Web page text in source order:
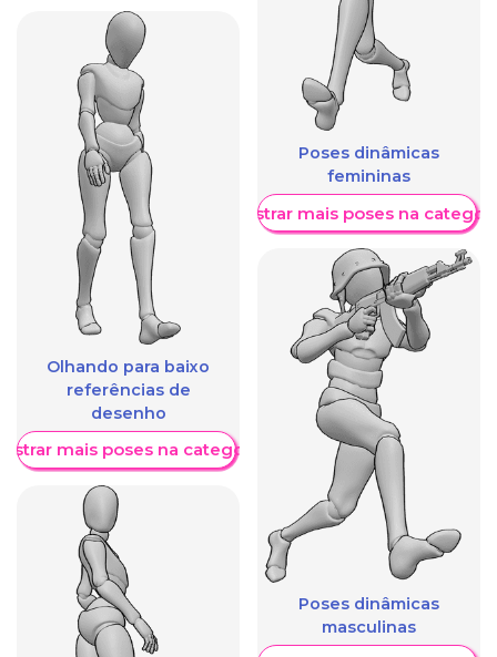
Olhando para baixo
referências de
desenho
mais poses na categoria
Poses dinâmicas
femininas
Mostrar mais poses na
Poses dinâmicas
masculinas